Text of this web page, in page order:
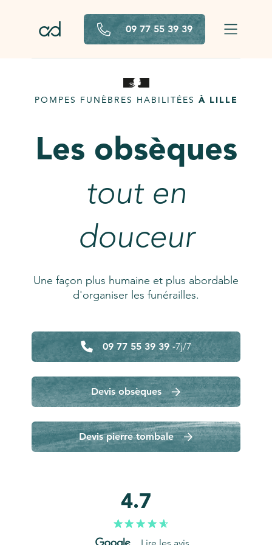
09 77 55 39 39
POMPES FUNÈBRES HABILITÉES À LILLE
Les obsèques
tout en
douceur
Une façon plus humaine et plus abordable
d'organiser les funérailles.
09 77 55 39 39 -7j/7
Devis obsèques
Devis pierre tombale
4.7